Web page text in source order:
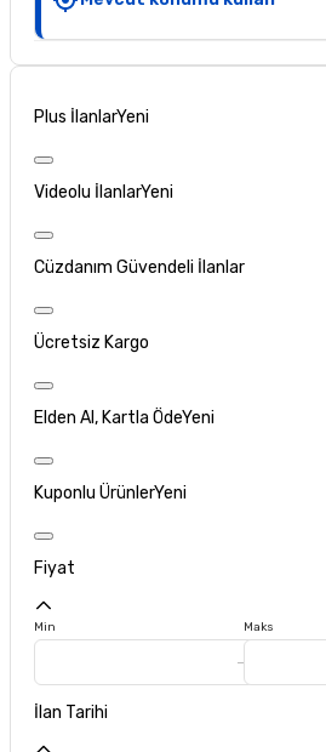
Plus İlanlarYeni
Videolu İlanlarYeni
Cüzdanım Güvendeli İlanlar
Ücretsiz Kargo
Elden Al, Kartla ÖdeYeni
Kuponlu ÜrünlerYeni
Fiyat
Min Maks
İlan Tarihi